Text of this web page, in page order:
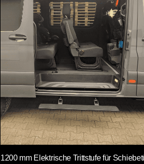
1200 mm Elektrische Trittstufe für